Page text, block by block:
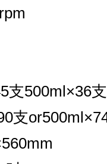
支500ml×36支
支